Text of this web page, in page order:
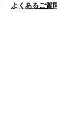
よくあるご質